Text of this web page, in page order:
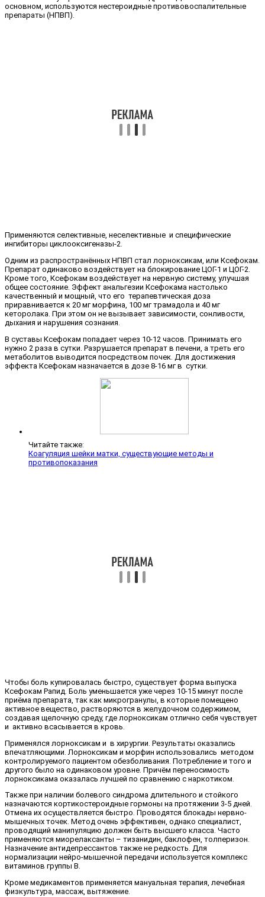
основном, используются нестероидные противовоспалительные
препараты (НПВП).
Применяются селективные, неселективные и специфические
ингибиторы циклооксигеназы-2.
Одним из распространённых НПВП стал лорноксикам, или Ксефокам.
Препарат одинаково воздействует на блокирование ЦОГ-1 и ЦОГ-2.
Кроме того, Ксефокам воздействует на нервную систему, улучшая
общее состояние. Эффект анальгезии Ксефокама настолько
качественный и мощный, что его терапевтическая доза
приравнивается к 20 мг морфина, 100 мг трамадола и 40 мг
кеторолака. При этом он не вызывает зависимости, сонливости,
дыхания и нарушения сознания.
В суставы Ксефокам попадает через 10-12 часов. Принимать его
нужно 2 раза в сутки. Разрушается препарат в печени, а треть его
метаболитов выводится посредством почек. Для достижения
эффекта Ксефокам назначается в дозе 8-16 мг в сутки.
Читайте также:
Коагуляция шейки матки, существующие методы и
противопоказания
Чтобы боль купировалась быстро, существует форма выпуска
Ксефокам Рапид. Боль уменьшается уже через 10-15 минут после
приёма препарата, так как микрогранулы, в которые помещено
активное вещество, растворяются в желудочном содержимом,
создавая щелочную среду, где лорноксикам отлично себя чувствует
и активно всасывается в кровь.
Применялся лорноксикам и в хирургии. Результаты оказались
впечатляющими. Лорноксикам и морфин использовались методом
контролируемого пациентом обезболивания. Потребление и того и
другого было на одинаковом уровне. Причём переносимость
лорноксикама оказалась лучшей по сравнению с наркотиком.
Также при наличии болевого синдрома длительного и стойкого
назначаются кортикостероидные гормоны на протяжении 3-5 дней.
Отмена их осуществляется быстро. Проводятся блокады нервно-
мышечных точек. Метод очень эффективен, однако специалист,
проводящий манипуляцию должен быть высшего класса. Часто
применяются миорелаксанты – тизанидин, баклофен, толперизон.
Назначение антидепрессантов также не редкость. Для
нормализации нейро-мышечной передачи используется комплекс
витаминов группы В.
Кроме медикаментов применяется мануальная терапия, лечебная
физкультура, массаж, вытяжение.